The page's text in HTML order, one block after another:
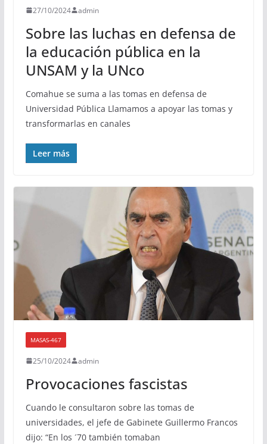
27/10/2024 admin
Sobre las luchas en defensa de
la educación pública en la
UNSAM y la UNco
Comahue se suma a las tomas en defensa de
Universidad Pública Llamamos a apoyar las tomas y
transformarlas en canales
Leer más
MASAS-467
25/10/2024 admin
Provocaciones fascistas
Cuando le consultaron sobre las tomas de
universidades, el jefe de Gabinete Guillermo Francos
dijo: “En los ´70 también tomaban